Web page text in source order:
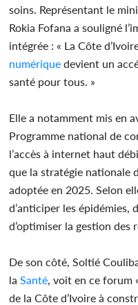
soins. Représentant le
Rokia Fofana a souligné
intégrée : « La Côte
numérique devient un
santé pour tous. »
Elle a notamment mis en
Programme national de
l’accès à internet haut
que la stratégie nationale
adoptée en 2025. Selon
d’anticiper les épidémies,
d’optimiser la gestion des
De son côté, Soltié
la Santé , voit en ce forum
de la Côte d’Ivoire à